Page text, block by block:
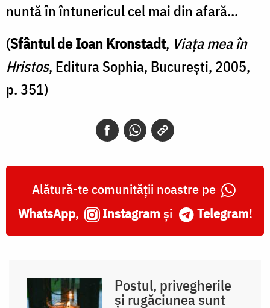
nuntă în întunericul cel mai din afară...
(Sfântul de Ioan Kronstadt, Viaţa mea în
Hristos, Editura Sophia, Bucureşti, 2005,
p. 351)
Alătură-te comunității noastre pe
WhatsApp, Instagram și Telegram!
Postul, privegherile
și rugăciunea sunt